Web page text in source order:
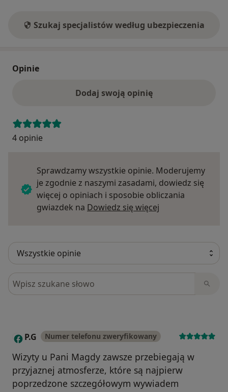
Szukaj specjalistów według ubezpieczenia
Opinie
Dodaj swoją opinię
4 opinie
Sprawdzamy wszystkie opinie. Moderujemy
je zgodnie z naszymi zasadami, dowiedz się
więcej o opiniach i sposobie obliczania
gwiazdek na Dowiedz się więcej
Szukaj w opiniach
P P.G Numer telefonu zweryfikowany
Wizyty u Pani Magdy zawsze przebiegają w
przyjaznej atmosferze, które są najpierw
poprzedzone szczegółowym wywiadem